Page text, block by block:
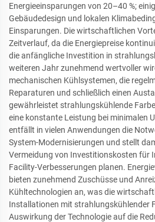
Energieeinsparungen von 20–40 %;
Gebäudedesign und lokalen
Einsparungen. Die wirtschaftlichen
Zeitverlauf, da die Energiepreise
die anfängliche Investition in
weiteren Jahr zunehmend wertvoller
mechanischen Kühlsystemen, die
Reparaturen und schließlich einen
gewährleistet strahlungskühlende
eine konstante Leistung bei minimalen
entfällt in vielen Anwendungen die
System-Modernisierungen und stellt
Vermeidung von Investitionskosten für
Facility-Verbesserungen planen.
bieten zunehmend Zuschüsse und
Kühltechnologien an, was die
Installationen mit strahlungskühlender
Auswirkung der Technologie auf die